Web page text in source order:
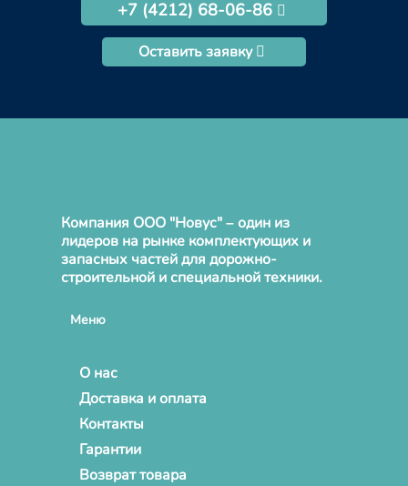
+7 (4212) 68-06-86
Оставить заявку
Компания ООО "Новус" – один из
лидеров на рынке комплектующих и
запасных частей для дорожно-
строительной и специальной техники.
Меню
О нас
Доставка и оплата
Контакты
Гарантии
Возврат товара